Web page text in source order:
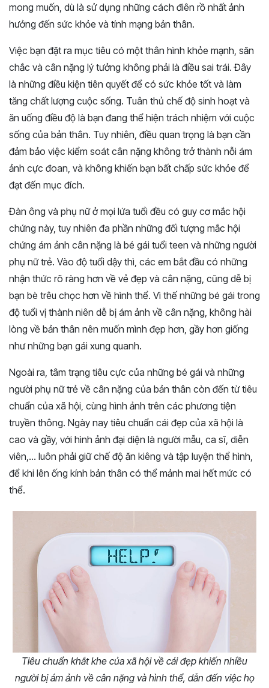
mong muốn, dù là sử dụng những cách điên rồ nhất ảnh
hưởng đến sức khỏe và tính mạng bản thân.
Việc bạn đặt ra mục tiêu có một thân hình khỏe mạnh, săn
chắc và cân nặng lý tưởng không phải là điều sai trái. Đây
là những điều kiện tiên quyết để có sức khỏe tốt và làm
tăng chất lượng cuộc sống. Tuân thủ chế độ sinh hoạt và
ăn uống điều độ là bạn đang thể hiện trách nhiệm với cuộc
sống của bản thân. Tuy nhiên, điều quan trọng là bạn cần
đảm bảo việc kiểm soát cân nặng không trở thành nỗi ám
ảnh cực đoan, và không khiến bạn bất chấp sức khỏe để
đạt đến mục đích.
Đàn ông và phụ nữ ở mọi lứa tuổi đều có guy cơ mắc hội
chứng này, tuy nhiên đa phần những đối tượng mắc hội
chứng ám ảnh cân nặng là bé gái tuổi teen và những người
phụ nữ trẻ. Vào độ tuổi dậy thì, các em bắt đầu có những
nhận thức rõ ràng hơn về vẻ đẹp và cân nặng, cũng dễ bị
bạn bè trêu chọc hơn về hình thể. Vì thế những bé gái trong
độ tuổi vị thành niên dễ bị ám ảnh về cân nặng, không hài
lòng về bản thân nên muốn mình đẹp hơn, gầy hơn giống
như những bạn gái xung quanh.
Ngoài ra, tâm trạng tiêu cực của những bé gái và những
người phụ nữ trẻ về cân nặng của bản thân còn đến từ tiêu
chuẩn của xã hội, cùng hình ảnh trên các phương tiện
truyền thông. Ngày nay tiêu chuẩn cái đẹp của xã hội là
cao và gầy, với hình ảnh đại diện là người mẫu, ca sĩ, diễn
viên,… luôn phải giữ chế độ ăn kiêng và tập luyện thể hình,
để khi lên ống kính bản thân có thể mảnh mai hết mức có
thể.
Tiêu chuẩn khắt khe của xã hội về cái đẹp khiến nhiều
người bị ám ảnh về cân nặng và hình thể, dẫn đến việc họ